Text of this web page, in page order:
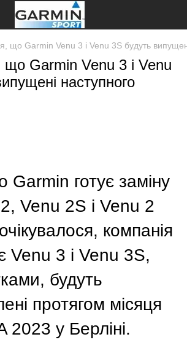
що Garmin Venu 3 і Venu 3S будуть
що Garmin Venu 3 і Venu
наступного
готує заміну
Venu 2S і Venu 2
компанія
Venu 3 і Venu 3S,
будуть
протягом місяця
2023 у Берліні.